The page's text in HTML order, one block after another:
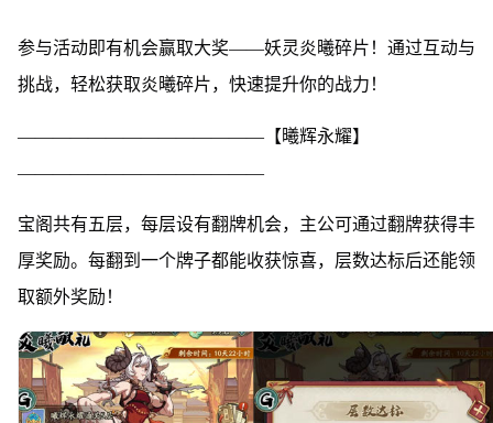
参与活动即有机会赢取大奖——妖灵炎曦碎片！通过互动与
挑战，轻松获取炎曦碎片，快速提升你的战力！
——————————————【曦辉永耀】
——————————————
宝阁共有五层，每层设有翻牌机会，主公可通过翻牌获得丰
厚奖励。每翻到一个牌子都能收获惊喜，层数达标后还能领
取额外奖励！